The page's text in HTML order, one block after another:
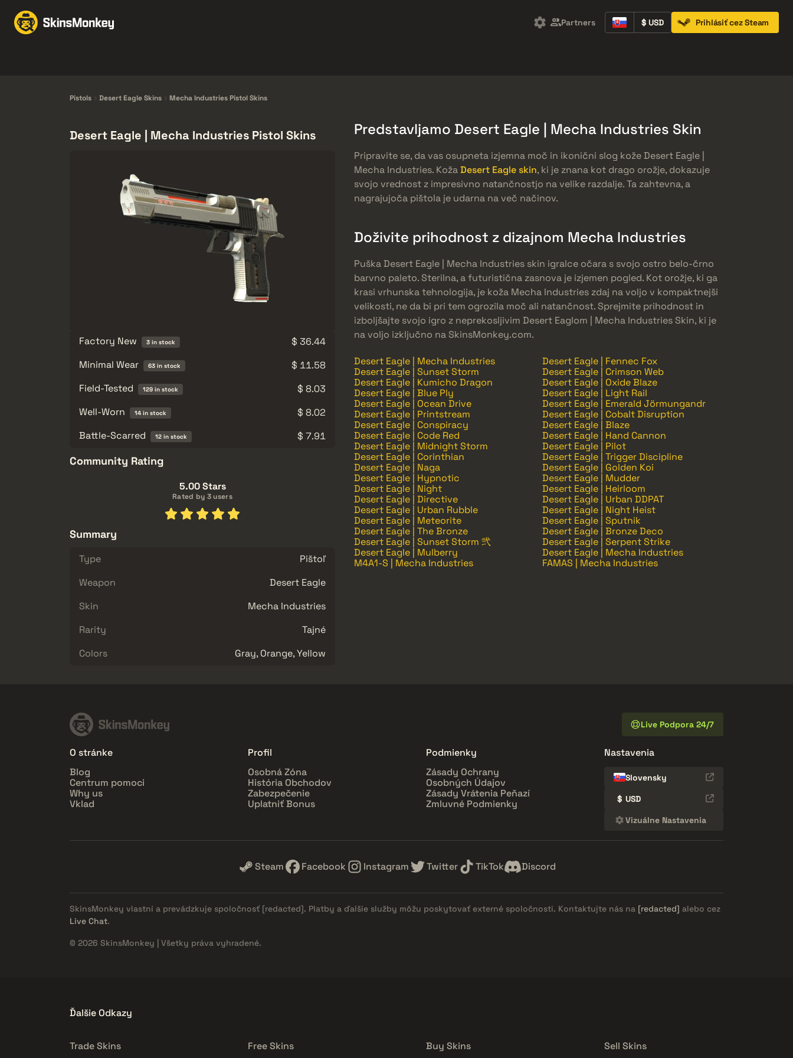
Partners $ USD Prihlásiť cez Steam
Pistols Desert Eagle Skins Mecha Industries Pistol Skins
Desert Eagle | Mecha Industries Pistol Skins
Factory New 3 in stock
$ 36.44
Minimal Wear
63 in stock
$ 11.58
Field-Tested
129 in stock
$ 8.03
Well-Worn
14 in stock
$ 8.02
Battle-Scarred
12 in stock $ 7.91
Community Rating
5.00 Stars
Rated by 3 users
Summary
Type
Pištoľ
Weapon
Desert Eagle
Skin
Mecha Industries
Rarity
Tajné
Colors
Gray, Orange, Yellow
Predstavljamo Desert Eagle | Mecha Industries Skin
Pripravite se, da vas osupneta izjemna moč in ikonični slog kože Desert Eagle |
Mecha Industries. KožaDesert Eagle skin, ki je znana kot drago orožje, dokazuje
svojo vrednost z impresivno natančnostjo na velike razdalje. Ta zahtevna, a
nagrajujoča pištola je udarna na več načinov.
Doživite prihodnost z dizajnom Mecha Industries
Puška Desert Eagle | Mecha Industries skin igralce očara s svojo ostro belo-črno
barvno paleto. Sterilna, a futuristična zasnova je izjemen pogled. Kot orožje, ki ga
krasi vrhunska tehnologija, je koža Mecha Industries zdaj na voljo v kompaktnejši
velikosti, ne da bi pri tem ogrozila moč ali natančnost. Sprejmite prihodnost in
izboljšajte svojo igro z neprekosljivim Desert Eaglom | Mecha Industries Skin, ki je
na voljo izključno na SkinsMonkey.com.
Desert Eagle | Mecha Industries
Desert Eagle | Fennec Fox
Desert Eagle | Sunset Storm
Desert Eagle | Crimson Web
Desert Eagle | Kumicho Dragon
Desert Eagle | Oxide Blaze
Desert Eagle | Blue Ply
Desert Eagle | Light Rail
Desert Eagle | Ocean Drive
Desert Eagle | Emerald Jörmungandr
Desert Eagle | Printstream
Desert Eagle | Cobalt Disruption
Desert Eagle | Conspiracy
Desert Eagle | Blaze
Desert Eagle | Code Red
Desert Eagle | Hand Cannon
Desert Eagle | Midnight Storm
Desert Eagle | Pilot
Desert Eagle | Corinthian
Desert Eagle | Trigger Discipline
Desert Eagle | Naga
Desert Eagle | Golden Koi
Desert Eagle | Hypnotic
Desert Eagle | Mudder
Desert Eagle | Night
Desert Eagle | Heirloom
Desert Eagle | Directive
Desert Eagle | Urban DDPAT
Desert Eagle | Urban Rubble
Desert Eagle | Night Heist
Desert Eagle | Meteorite
Desert Eagle | Sputnik
Desert Eagle | The Bronze
Desert Eagle | Bronze Deco
Desert Eagle | Sunset Storm 弐
Desert Eagle | Serpent Strike
Desert Eagle | Mulberry
Desert Eagle | Mecha Industries
M4A1-S | Mecha Industries
FAMAS | Mecha Industries
Live Podpora 24/7
O stránke
Blog
Centrum pomoci
Why us
Vklad
Profil
Osobná Zóna
História Obchodov
Zabezpečenie
Uplatniť Bonus
Podmienky
Zásady Ochrany
Osobných Údajov
Zásady Vrátenia Peňazí
Zmluvné Podmienky
Nastavenia
Slovensky
$ USD
Vizuálne Nastavenia
Steam Facebook Instagram Twitter TikTok Discord
SkinsMonkey vlastní a prevádzkuje spoločnosť [redacted]. Platby a ďalšie služby môžu poskytovať externé spoločnosti. Kontaktujte nás na [redacted] alebo cez
Live Chat.
© 2026 SkinsMonkey | Všetky práva vyhradené.
Ďalšie Odkazy
Trade Skins Free Skins Buy Skins Sell Skins